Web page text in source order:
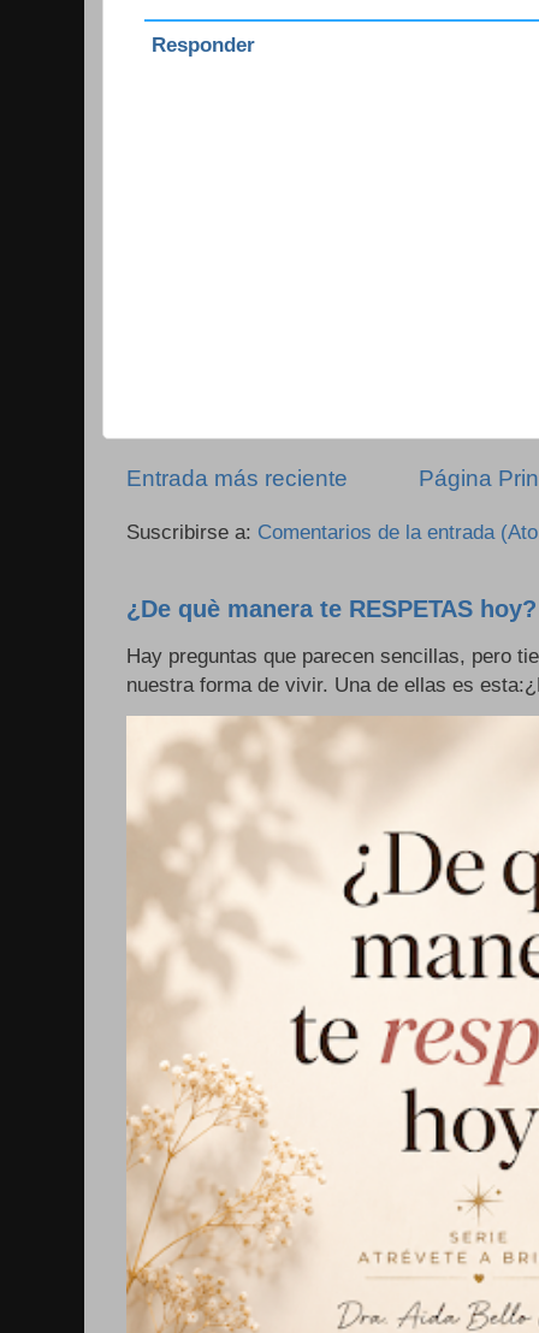
Responder
Entrada más reciente Página
Suscribirse a: Comentarios de la entrada
¿De què manera te RESPETAS hoy?
Hay preguntas que parecen sencillas, pero
nuestra forma de vivir. Una de ellas es